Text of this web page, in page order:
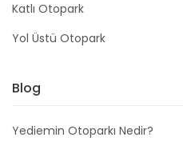
Katlı Otopark
Yol Üstü Otopark
Blog
Yediemin Otoparkı Nedir?